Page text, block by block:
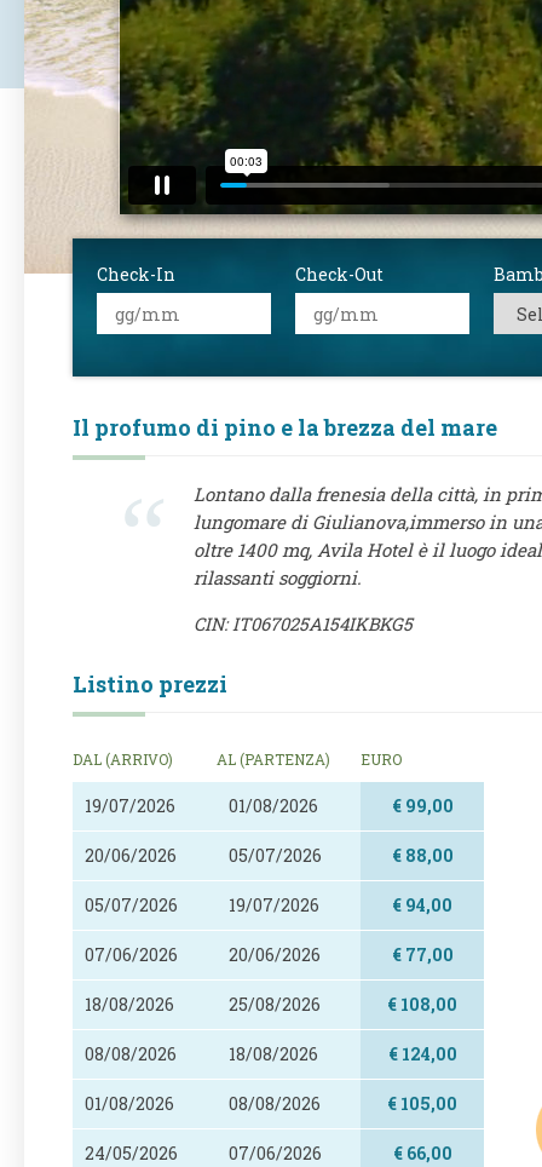
Check-In Check-Out
Il profumo di pino e la brezza del mare
Lontano dalla frenesia della città, in
lungomare di Giulianova,immerso in
oltre 1400 mq, Avila Hotel è il luogo
rilassanti soggiorni.
CIN: IT067025A154IKBKG5
Listino prezzi
DAL (ARRIVO) AL (PARTENZA) EURO
19/07/2026 01/08/2026 € 99,00
20/06/2026 05/07/2026 € 88,00
05/07/2026 19/07/2026 € 94,00
07/06/2026 20/06/2026 € 77,00
18/08/2026 25/08/2026 € 108,00
08/08/2026 18/08/2026 € 124,00
01/08/2026 08/08/2026 € 105,00
24/05/2026 07/06/2026 € 66,00